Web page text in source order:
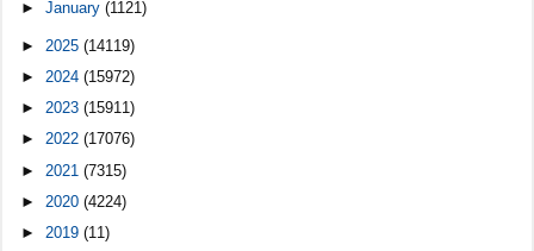
►January(1121)
► 2025(14119)
►2024(15972)
►2023(15911)
►2022(17076)
► 2021(7315)
► 2020(4224)
► 2019(11)